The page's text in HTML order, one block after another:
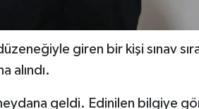
giren bir kişi sınav
alındı.
geldi. Edinilen bilgiye